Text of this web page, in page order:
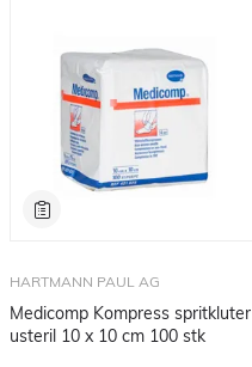
HARTMANN PAUL AG
Medicomp Kompress spritkluter
usteril 10 x 10 cm 100 stk